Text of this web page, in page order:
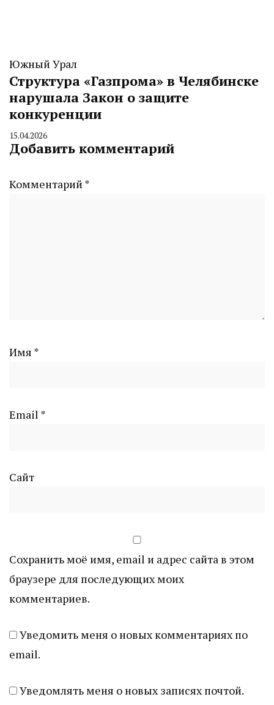
Южный Урал
Структура «Газпрома» в Челябинске
нарушала Закон о защите
конкуренции
By
CHELINDUSTRY
15.04.2026
Добавить комментарий
Комментарий *
Имя *
Email *
Сайт
Сохранить моё имя, email и адрес сайта в этом
браузере для последующих моих
комментариев.
Уведомить меня о новых комментариях по
email.
Уведомлять меня о новых записях почтой.